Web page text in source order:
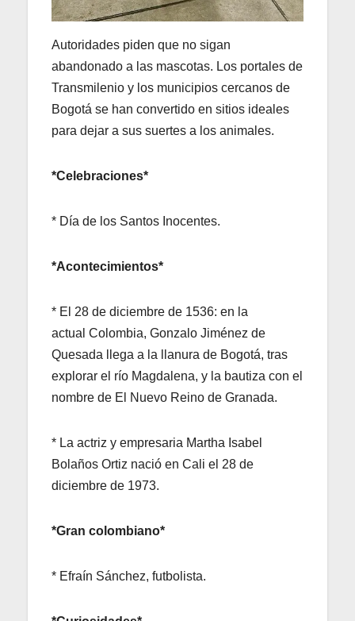
Autoridades piden que no sigan
abandonado a las mascotas. Los portales de
Transmilenio y los municipios cercanos de
Bogotá se han convertido en sitios ideales
para dejar a sus suertes a los animales.
*Celebraciones*
* Día de los Santos Inocentes.
*Acontecimientos*
* El 28 de diciembre de 1536: en la
actual Colombia, Gonzalo Jiménez de
Quesada llega a la llanura de Bogotá, tras
explorar el río Magdalena, y la bautiza con el
nombre de El Nuevo Reino de Granada.
* La actriz y empresaria Martha Isabel
Bolaños Ortiz nació en Cali el 28 de
diciembre de 1973.
*Gran colombiano*
* Efraín Sánchez, futbolista.